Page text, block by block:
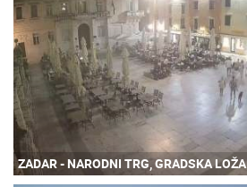
ZADAR - NARODNI TRG, GRADSKA LOŽA